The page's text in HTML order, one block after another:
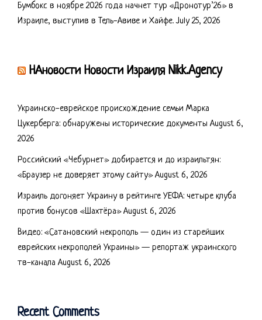
Бумбокс в ноябре 2026 года начнет тур «Дронотур’26» в
Израиле, выступив в Тель-Авиве и Хайфе. July 25, 2026
НАновости Новости Израиля Nikk.Agency
Украинско-еврейское происхождение семьи Марка
Цукерберга: обнаружены исторические документы August 6,
2026
Российский «Чебурнет» добирается и до израильтян:
«Браузер не доверяет этому сайту» August 6, 2026
Израиль догоняет Украину в рейтинге УЕФА: четыре клуба
против бонусов «Шахтёра» August 6, 2026
Видео: «Сатановский некрополь — один из старейших
еврейских некрополей Украины» — репортаж украинского
тв-канала August 6, 2026
Recent Comments